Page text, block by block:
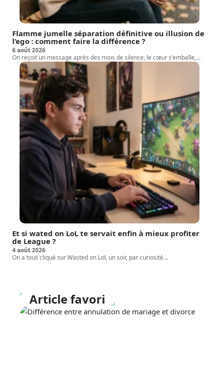
Flamme jumelle séparation définitive ou illusion de
l’ego : comment faire la différence ?
6 août 2026
On reçoit un message après des mois de silence, le cœur s'emballe,…
Et si wated on LoL te servait enfin à mieux profiter
de League ?
4 août 2026
On a tous cliqué sur Wasted on LoL un soir, par curiosité…
Article favori